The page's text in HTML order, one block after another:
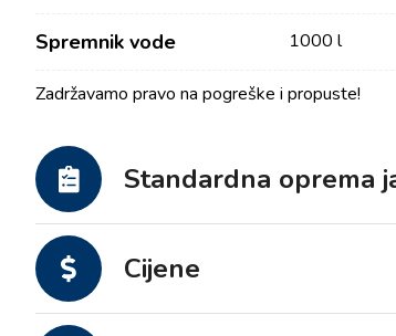
Spremnik vode 1000 l
Zadržavamo pravo na pogreške i propuste!
Standardna oprema
Cijene
Kontakt
Novosti / Blog
O nama
Partneri
Često postavljana pitanja
Tražilica
Motorni brodovi
Motorne jahte